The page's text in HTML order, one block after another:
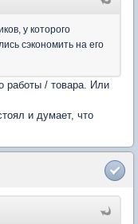
у которого
сэкономить на его
работы / товара. Или
и думает, что